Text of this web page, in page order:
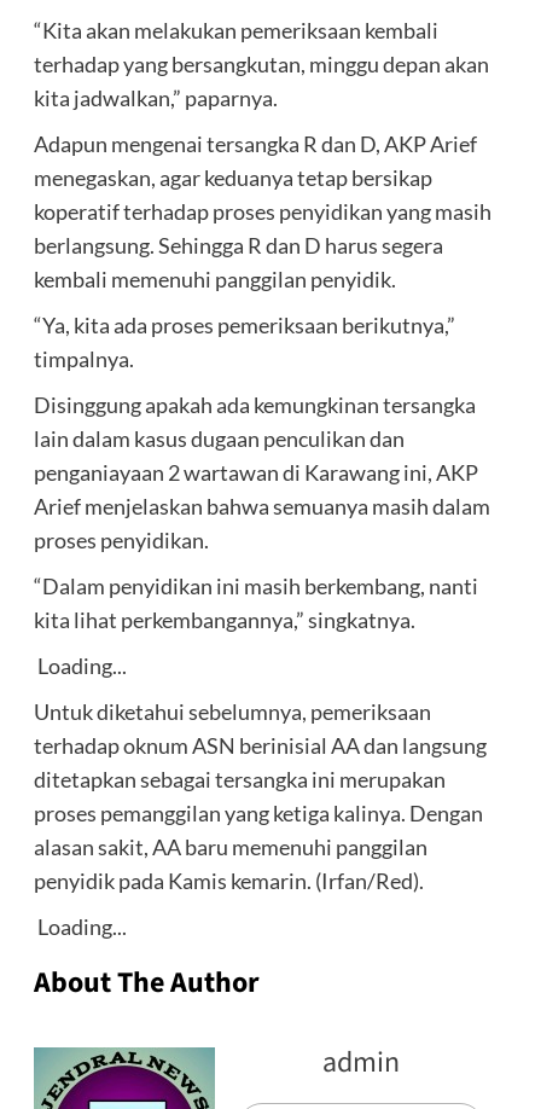
“Kita akan melakukan pemeriksaan kembali
terhadap yang bersangkutan, minggu depan akan
kita jadwalkan,” paparnya.
Adapun mengenai tersangka R dan D, AKP Arief
menegaskan, agar keduanya tetap bersikap
koperatif terhadap proses penyidikan yang masih
berlangsung. Sehingga R dan D harus segera
kembali memenuhi panggilan penyidik.
“Ya, kita ada proses pemeriksaan berikutnya,”
timpalnya.
Disinggung apakah ada kemungkinan tersangka
lain dalam kasus dugaan penculikan dan
penganiayaan 2 wartawan di Karawang ini, AKP
Arief menjelaskan bahwa semuanya masih dalam
proses penyidikan.
“Dalam penyidikan ini masih berkembang, nanti
kita lihat perkembangannya,” singkatnya.
Loading...
Untuk diketahui sebelumnya, pemeriksaan
terhadap oknum ASN berinisial AA dan langsung
ditetapkan sebagai tersangka ini merupakan
proses pemanggilan yang ketiga kalinya. Dengan
alasan sakit, AA baru memenuhi panggilan
penyidik pada Kamis kemarin. (Irfan/Red).
Loading...
About The Author
admin